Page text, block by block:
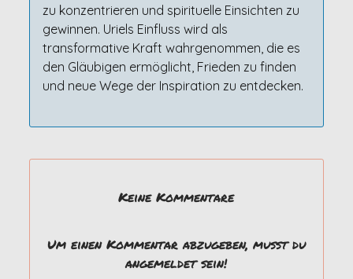
zu konzentrieren und spirituelle Einsichten zu
gewinnen. Uriels Einfluss wird als
transformative Kraft wahrgenommen, die es
den Gläubigen ermöglicht, Frieden zu finden
und neue Wege der Inspiration zu entdecken.
Keine Kommentare
Um einen Kommentar abzugeben, musst du
angemeldet sein!